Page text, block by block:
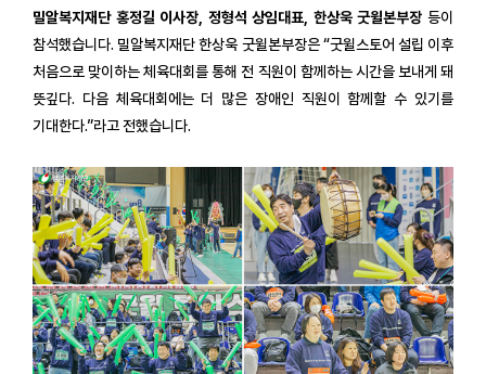
밀알복지재단 홍정길 이사장, 정형석 상임대표, 한상욱 굿윌본부장 등이
참석했습니다. 밀알복지재단 한상욱 굿윌본부장은 “굿윌스토어 설립 이후
처음으로 맞이하는 체육대회를 통해 전 직원이 함께하는 시간을 보내게 돼
뜻깊다. 다음 체육대회에는 더 많은 장애인 직원이 함께할 수 있기를
기대한다.”라고 전했습니다.